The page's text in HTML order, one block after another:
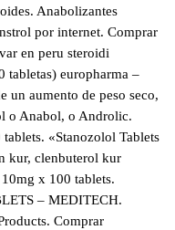
Anabolizantes
por internet. Comprar
en peru steroidi
tabletas) europharma –
un aumento de peso seco,
o Anabol, o Androlic.
«Stanozolol Tablets
kur, clenbuterol kur
x 100 tablets.
– MEDITECH.
Comprar